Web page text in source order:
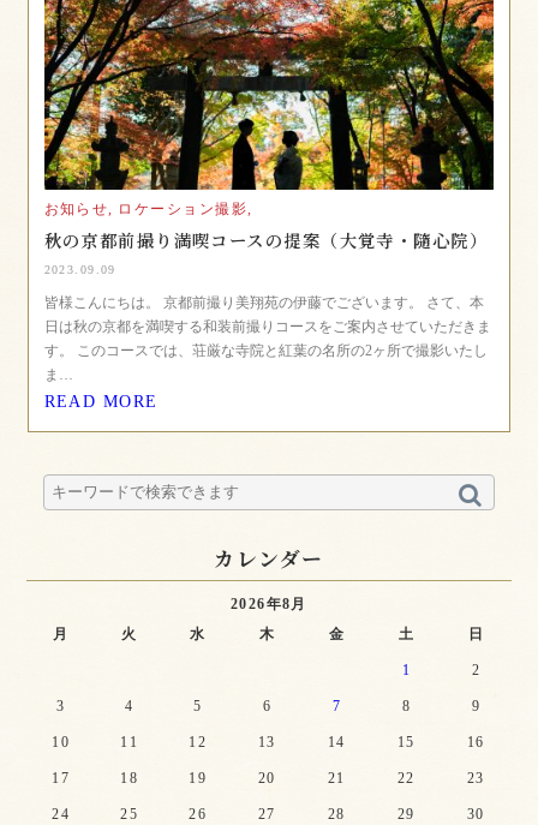
お知らせ, ロケーション撮影,
秋の京都前撮り満喫コースの提案（大覚寺・隨心院）
2023.09.09
皆様こんにちは。 京都前撮り美翔苑の伊藤でございます。 さて、本
日は秋の京都を満喫する和装前撮りコースをご案内させていただきま
す。 このコースでは、荘厳な寺院と紅葉の名所の2ヶ所で撮影いたし
ま…
READ MORE
カレンダー
2026年8月
月
火 水 木 金 土 日
1 2
3 4 5 6 7 8 9
10 11 12 13 14 15 16
17 18 19 20 21 22 23
24 25 26 27 28 29 30